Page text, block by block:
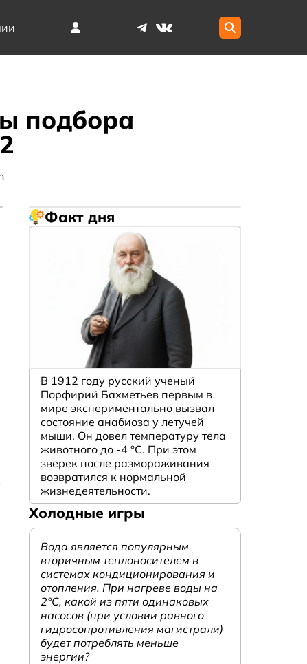
подбора
Факт дня
В 1912 году русский ученый
Порфирий Бахметьев первым в
мире экспериментально вызвал
состояние анабиоза у летучей
мыши. Он довел температуру тела
животного до -4 °C. При этом
зверек после размораживания
возвратился к нормальной
жизнедеятельности.
Холодные игры
Вода является популярным
вторичным теплоносителем в
системах кондиционирования и
отопления. При нагреве воды на
2°С, какой из пяти одинаковых
насосов (при условии равного
гидросопротивления магистрали)
будет потреблять меньше
энергии?